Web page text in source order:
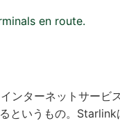
en route.
ンターネットサービ
というもの。